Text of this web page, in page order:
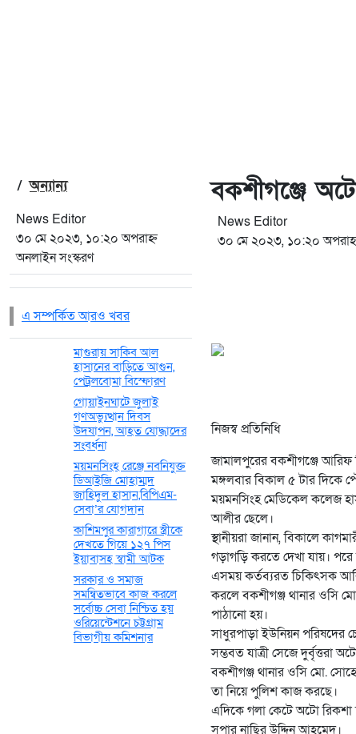
/ অন্যান্য
News Editor
৩০ মে ২০২৩, ১০:২০ অপরাহ্ন
অনলাইন সংস্করণ
এ সম্পর্কিত আরও খবর
মাগুরায় সাকিব আল
হাসানের বাড়িতে আগুন,
পেট্রলবোমা বিস্ফোরণ
গোয়াইনঘাটে জুলাই
গণঅভ্যুত্থান দিবস
উদযাপন, আহত যোদ্ধাদের
সংবর্ধনা
ময়মনসিংহ রেঞ্জে নবনিযুক্ত
ডিআইজি মোহাম্মদ
জাহিদুল হাসান,বিপিএম-
সেবা’র যোগদান
কাশিমপুর কারাগারে স্ত্রীকে
দেখতে গিয়ে ১২৭ পিস
ইয়াবাসহ স্বামী আটক
সরকার ও সমাজ
সমন্বিতভাবে কাজ করলে
সর্বোচ্চ সেবা নিশ্চিত হয়
ওরিয়েন্টেশনে চট্টগ্রাম
বিভাগীয় কমিশনার
বকশীগঞ্জে
News Editor
৩০ মে ২০২৩, ১০:২০
নিজস্ব প্রতিনিধি
জামালপুরের বকশীগঞ্জে আরিফ
মঙ্গলবার বিকাল ৫ টার দিকে
ময়মনসিংহ মেডিকেল কলেজ
আলীর ছেলে।
স্থানীয়রা জানান, বিকালে
গড়াগড়ি করতে দেখা যায়। পরে
এসময় কর্তব্যরত চিকিৎসক
করলে বকশীগঞ্জ থানার ওসি
পাঠানো হয়।
সাধুরপাড়া ইউনিয়ন পরিষদের
সম্ভবত যাত্রী সেজে দুর্বৃত্তরা
বকশীগঞ্জ থানার ওসি মো.
তা নিয়ে পুলিশ কাজ করছে।
এদিকে গলা কেটে অটো রিকশা
সুপার নাছির উদ্দিন আহমেদ।